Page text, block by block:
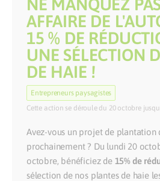
NE MANQUEZ
AFFAIRE DE
15 % DE
UNE SÉLECTION
DE HAIE !
Entrepreneurs paysagistes
Cette action se déroule du 20 octobre
Avez-vous un projet de plantation
prochainement ? Du lundi 20
octobre, bénéficiez de 15% de
sélection de nos plantes de haie